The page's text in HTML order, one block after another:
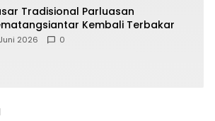
Tradisional Parluasan
Kembali Terbakar
2026 0